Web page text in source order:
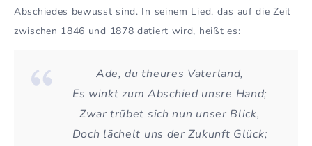
Abschiedes bewusst sind. In seinem Lied, das auf die Zeit
zwischen 1846 und 1878 datiert wird, heißt es:
Ade, du theures Vaterland,
Es winkt zum Abschied unsre Hand;
Zwar trübet sich nun unser Blick,
Doch lächelt uns der Zukunft Glück;